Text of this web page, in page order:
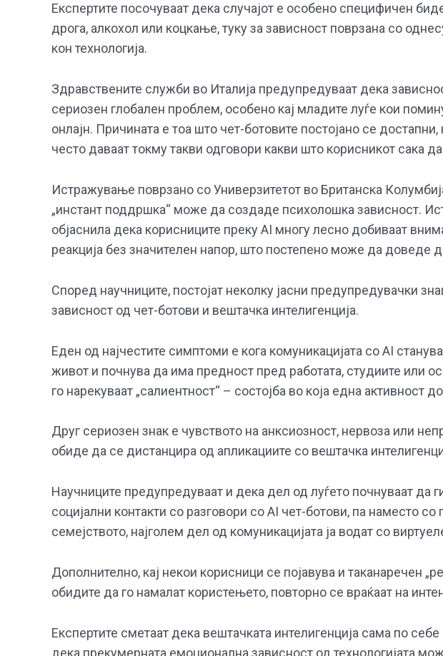
Експертите посочуваат дека случајот е особено специфичен
дрога, алкохол или коцкање, туку за зависност поврзана со
кон технологија.
Здравствените служби во Италија предупредуваат дека
сериозен глобален проблем, особено кај младите луѓе кои
онлајн. Причината е тоа што чет-ботовите постојано се
често даваат токму такви одговори какви што корисникот сака
Истражување поврзано со Универзитетот во Британска
„инстант поддршка“ може да создаде психолошка зависност.
објаснила дека корисниците преку AI многу лесно добиваат
реакција без значителен напор, што постепено може да доведе
Според научниците, постојат неколку јасни предупредувачки
зависност од чет-ботови и вештачка интелигенција.
Еден од најчестите симптоми е кога комуникацијата со AI
живот и почнува да има предност пред работата, студиите или
го нарекуваат „салиентност“ – состојба во која една активност
Друг сериозен знак е чувството на анксиозност, нервоза или
обиде да се дистанцира од апликациите со вештачка
Научниците предупредуваат и дека дел од луѓето почнуваат да
социјални контакти со разговори со AI чет-ботови, па наместо со
семејството, најголем дел од комуникацијата ја водат со
Дополнително, кај некои корисници се појавува и таканаречен
обидите да го намалат користењето, повторно се враќаат на
Експертите сметаат дека вештачката интелигенција сама по
дека прекумерната емоционална зависност од технологијата